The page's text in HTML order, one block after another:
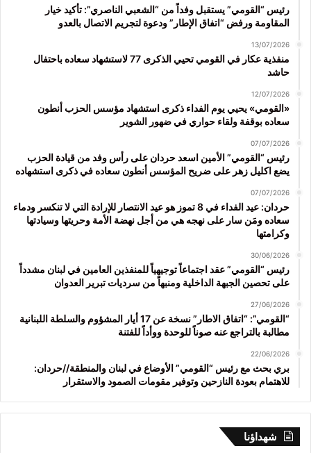
رئيس “القومي” يستقبل وفداً من “الشعبي الناصري”: تأكيد خيار
المقاومة ورفض “اتفاق الإطار” ودعوة لتجريم الاتصال بالعدو
13/07/2026
منفذية عكار في القومي تحيي الذكرى 77 لاستشهاد سعاده باحتفال
حاشد
12/07/2026
«القومي» يحيي يوم الفداء ذكرى استشهاد مؤسس الحزب أنطون
سعاده بوقفة ولقاء حواري في ضهور الشوير
07/07/2026
رئيس “القومي” الأمين اسعد حردان على رأس وفد من قيادة الحزب
يضع اكليل زهر على ضريح المؤسس أنطون سعاده في ذكرى استشهاده
07/07/2026
حردان: عيد الفداء في 8 تموز هو عيد الانتصار للإرادة التي لا تنكسر ودماء
سعاده ومَن سار على نهجه هي من أجل نهضة الأمة وحريتها وسيادتها
وكرامتها
30/06/2026
رئيس “القومي” عقد اجتماعاً توجيهياً للمنفذين العامين في لبنان مشدداً
على تحصين الجبهة الداخلية ومنبهاً من سرديات تبرير العدوان
27/06/2026
“القومي”: “اتفاق الاطار” نسخة عن 17 أيار المشؤوم والسلطة اللبنانية
مطالبة بالتراجع عنه صوناً للوحدة ووأداً للفتنة
22/06/2026
بري بحث مع رئيس “القومي” الأوضاع في لبنان والمنطقة//حردان:
للاهتمام بعودة النازحين وتوفير مقومات الصمود والاستقرار
شهداؤنا